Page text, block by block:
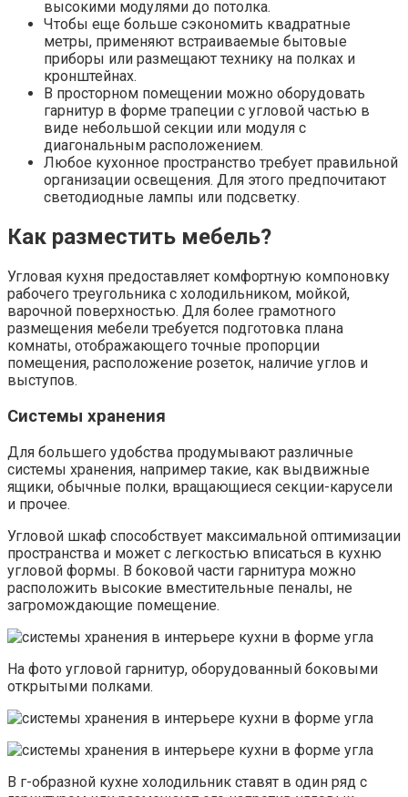
высокими модулями до потолка.
Чтобы еще больше сэкономить квадратные
метры, применяют встраиваемые бытовые
приборы или размещают технику на полках и
кронштейнах.
В просторном помещении можно оборудовать
гарнитур в форме трапеции с угловой частью в
виде небольшой секции или модуля с
диагональным расположением.
Любое кухонное пространство требует правильной
организации освещения. Для этого предпочитают
светодиодные лампы или подсветку.
Как разместить мебель?
Угловая кухня предоставляет комфортную компоновку
рабочего треугольника с холодильником, мойкой,
варочной поверхностью. Для более грамотного
размещения мебели требуется подготовка плана
комнаты, отображающего точные пропорции
помещения, расположение розеток, наличие углов и
выступов.
Системы хранения
Для большего удобства продумывают различные
системы хранения, например такие, как выдвижные
ящики, обычные полки, вращающиеся секции-карусели
и прочее.
Угловой шкаф способствует максимальной оптимизации
пространства и может с легкостью вписаться в кухню
угловой формы. В боковой части гарнитура можно
расположить высокие вместительные пеналы, не
загромождающие помещение.
На фото угловой гарнитур, оборудованный боковыми
открытыми полками.
В г-образной кухне холодильник ставят в один ряд с